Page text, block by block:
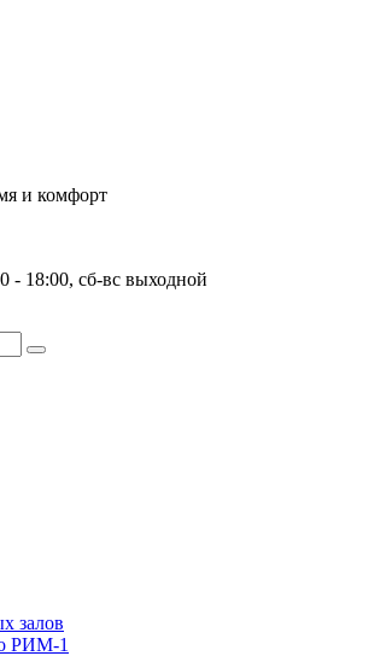
и комфорт
- 18:00, сб-вс выходной
залов
РИМ-1